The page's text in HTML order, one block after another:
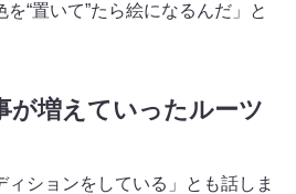
“置いて”たら絵になるんだ」と
が増えていったルーツ
ィションをしている」とも話しま